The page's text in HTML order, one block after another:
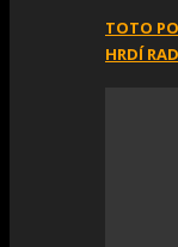
TOTO
HRDÍ